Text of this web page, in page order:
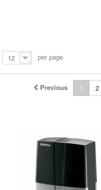
12 per page
Previous 1 2